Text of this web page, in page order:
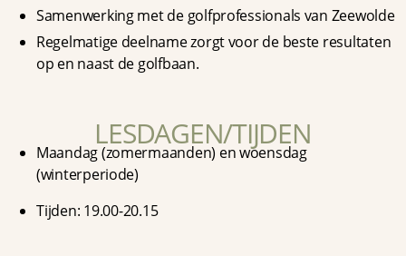
Samenwerking met de golfprofessionals van Zeewolde
Regelmatige deelname zorgt voor de beste resultaten
op en naast de golfbaan.
LESDAGEN/TIJDEN
Maandag (zomermaanden) en woensdag
(winterperiode)
Tijden: 19.00-20.15